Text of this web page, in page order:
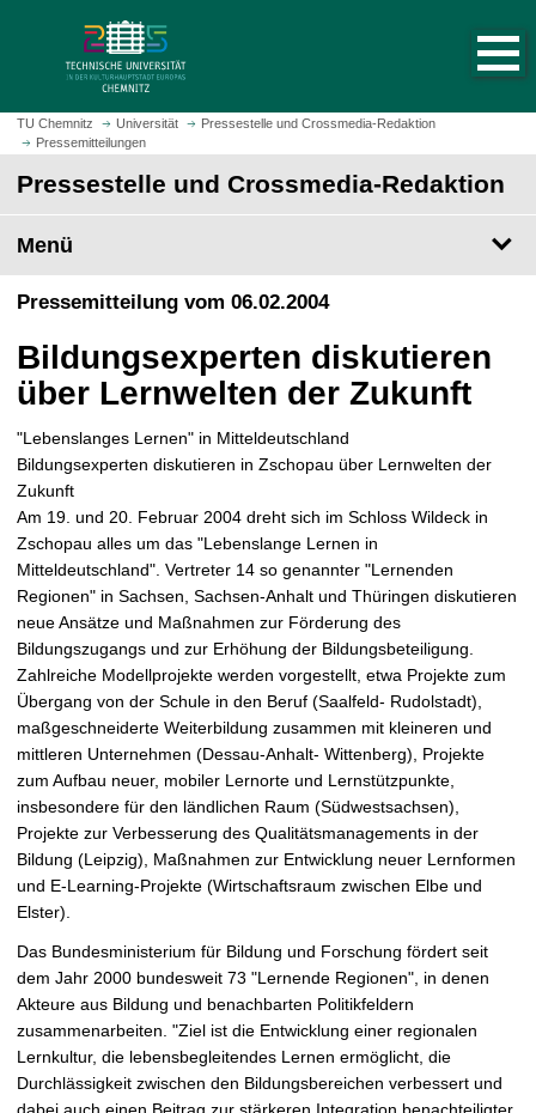
m
H
t
s
i
e
a
u
r
u
f
e
n
TU Chemnitz Universität
Pressestelle und Crossmedia-Redaktion
Pressemitteilungen
Pressestelle und Crossmedia-Redaktion
Menü
Pressemitteilung vom 06.02.2004
Bildungsexperten diskutieren
über Lernwelten der Zukunft
"Lebenslanges Lernen" in Mitteldeutschland
Bildungsexperten diskutieren in Zschopau über Lernwelten der
Zukunft
Am 19. und 20. Februar 2004 dreht sich im Schloss Wildeck in
Zschopau alles um das "Lebenslange Lernen in
Mitteldeutschland". Vertreter 14 so genannter "Lernenden
Regionen" in Sachsen, Sachsen-Anhalt und Thüringen diskutieren
neue Ansätze und Maßnahmen zur Förderung des
Bildungszugangs und zur Erhöhung der Bildungsbeteiligung.
Zahlreiche Modellprojekte werden vorgestellt, etwa Projekte zum
Übergang von der Schule in den Beruf (Saalfeld- Rudolstadt),
maßgeschneiderte Weiterbildung zusammen mit kleineren und
mittleren Unternehmen (Dessau-Anhalt- Wittenberg), Projekte
zum Aufbau neuer, mobiler Lernorte und Lernstützpunkte,
insbesondere für den ländlichen Raum (Südwestsachsen),
Projekte zur Verbesserung des Qualitätsmanagements in der
Bildung (Leipzig), Maßnahmen zur Entwicklung neuer Lernformen
und E-Learning-Projekte (Wirtschaftsraum zwischen Elbe und
Elster).
Das Bundesministerium für Bildung und Forschung fördert seit
dem Jahr 2000 bundesweit 73 "Lernende Regionen", in denen
Akteure aus Bildung und benachbarten Politikfeldern
zusammenarbeiten. "Ziel ist die Entwicklung einer regionalen
Lernkultur, die lebensbegleitendes Lernen ermöglicht, die
Durchlässigkeit zwischen den Bildungsbereichen verbessert und